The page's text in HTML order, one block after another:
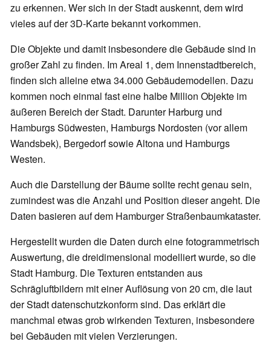
zu erkennen. Wer sich in der Stadt auskennt, dem wird
vieles auf der 3D-Karte bekannt vorkommen.
Die Objekte und damit insbesondere die Gebäude sind in
großer Zahl zu finden. Im Areal 1, dem Innenstadtbereich,
finden sich alleine etwa 34.000 Gebäudemodellen. Dazu
kommen noch einmal fast eine halbe Million Objekte im
äußeren Bereich der Stadt. Darunter Harburg und
Hamburgs Südwesten, Hamburgs Nordosten (vor allem
Wandsbek), Bergedorf sowie Altona und Hamburgs
Westen.
Auch die Darstellung der Bäume sollte recht genau sein,
zumindest was die Anzahl und Position dieser angeht. Die
Daten basieren auf dem Hamburger Straßenbaumkataster.
Hergestellt wurden die Daten durch eine fotogrammetrisch
Auswertung, die dreidimensional modelliert wurde, so die
Stadt Hamburg. Die Texturen entstanden aus
Schrägluftbildern mit einer Auflösung von 20 cm, die laut
der Stadt datenschutzkonform sind. Das erklärt die
manchmal etwas grob wirkenden Texturen, insbesondere
bei Gebäuden mit vielen Verzierungen.